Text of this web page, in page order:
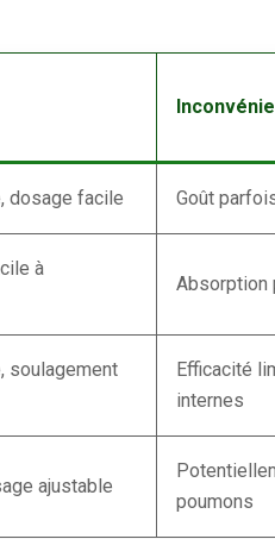
dosage facile Goût
à
Absorption
soulagement
Efficacité
internes
ajustable
poumons